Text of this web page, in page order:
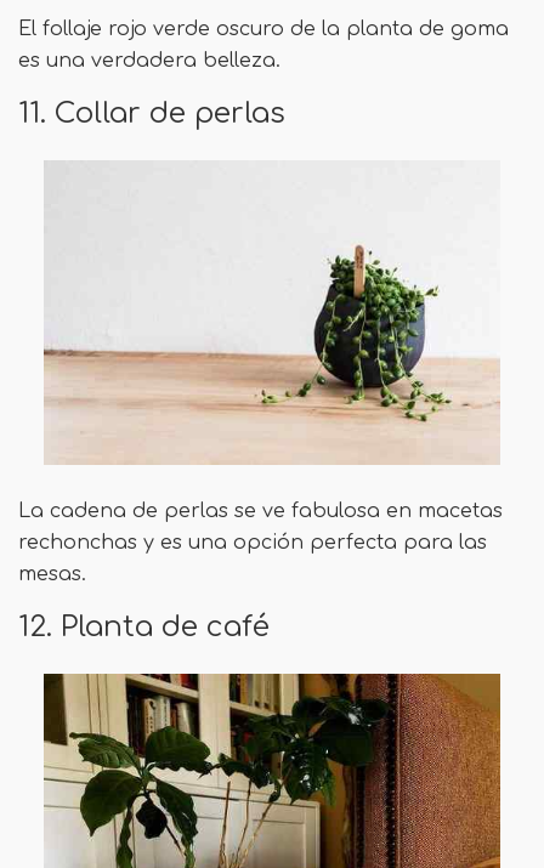
El follaje rojo verde oscuro de la planta de goma
es una verdadera belleza.
11. Collar de perlas
La cadena de perlas se ve fabulosa en macetas
rechonchas y es una opción perfecta para las
mesas.
12. Planta de café